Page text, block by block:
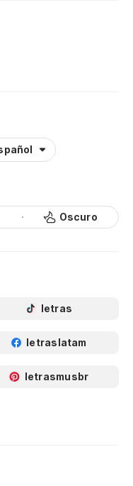
Oscuro
letras
letraslatam
letrasmusbr